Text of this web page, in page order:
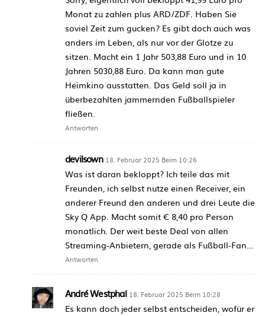
Monat zu zahlen plus ARD/ZDF. Haben Sie
soviel Zeit zum gucken? Es gibt doch auch was
anders im Leben, als nur vor der Glotze zu
sitzen. Macht ein 1 Jahr 503,88 Euro und in 10
Jahren 5030,88 Euro. Da kann man gute
Heimkino ausstatten. Das Geld soll ja in
überbezahlten jammernden Fußballspieler
fließen.
Antworten
devilsown 18. Februar 2025 Beim 10:26
Was ist daran bekloppt? Ich teile das mit
Freunden, ich selbst nutze einen Receiver, ein
anderer Freund den anderen und drei Leute die
Sky Q App. Macht somit € 8,40 pro Person
monatlich. Der weit beste Deal von allen
Streaming-Anbietern, gerade als Fußball-Fan…
Antworten
André Westphal 18. Februar 2025 Beim 10:28
Es kann doch jeder selbst entscheiden, wofür er